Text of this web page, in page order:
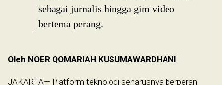
sebagai jurnalis hingga gim video
bertema perang.
Oleh NOER QOMARIAH KUSUMAWARDHANI
JAKARTA— Platform teknologi seharusnya berperan